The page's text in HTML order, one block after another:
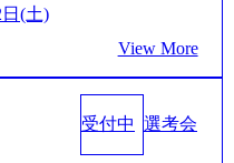
ガベンチャー。創業か
our-
https://stor
public/imag
4887-84d7-34c8d8544226_1
投資の元、10以上もの新規
いており、Fortune Globa
ストリテイリングにおけ
プのDX化支援」「ヴィヴ
発」など多岐にわたる コ
2021年にはKDDIと合弁会
工知能とデータアナリテ
日(土)
View More
受付中 選考会